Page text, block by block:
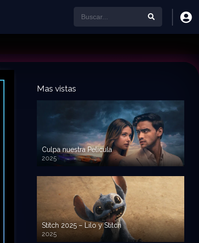
Mas vistas
Culpa nuestra Pelicula
2025
720p HD
Stitch 2025 – Lilo y Stitch
2025
720p HD